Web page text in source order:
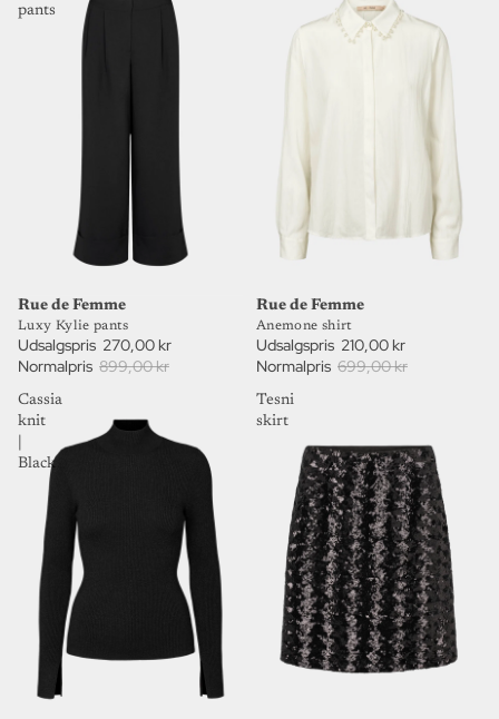
pants
UDSALG
70%
Rue de Femme
Luxy Kylie pants
Udsalgspris 270,00 kr
Normalpris 899,00 kr
UDSALG
70%
Rue de Femme
Anemone shirt
Udsalgspris 210,00 kr
Normalpris 699,00 kr
Cassia
knit
Black
Tesni
skirt